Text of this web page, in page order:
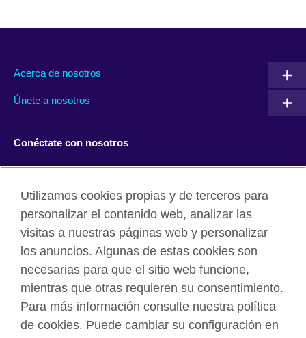
Acerca de nosotros
Únete a nosotros
Conéctate con nosotros
British Council global
Políticas de privacidad y condiciones de uso
Utilizamos cookies propias y de terceros para
personalizar el contenido web, analizar las
visitas a nuestras páginas web y personalizar
los anuncios. Algunas de estas cookies son
necesarias para que el sitio web funcione,
mientras que otras requieren su consentimiento.
Para más información consulte nuestra política
de cookies. Puede cambiar su configuración en